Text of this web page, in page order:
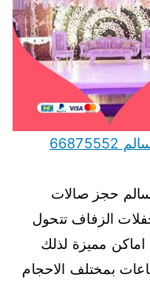
حجز صالات وقاعات في صباح السالم 66875552
حجز صالات
الزفاف تتحول
اماكن مميزة لذلك
بمختلف الاحجام